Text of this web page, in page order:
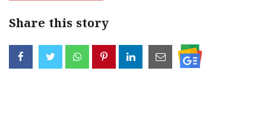
Share this story